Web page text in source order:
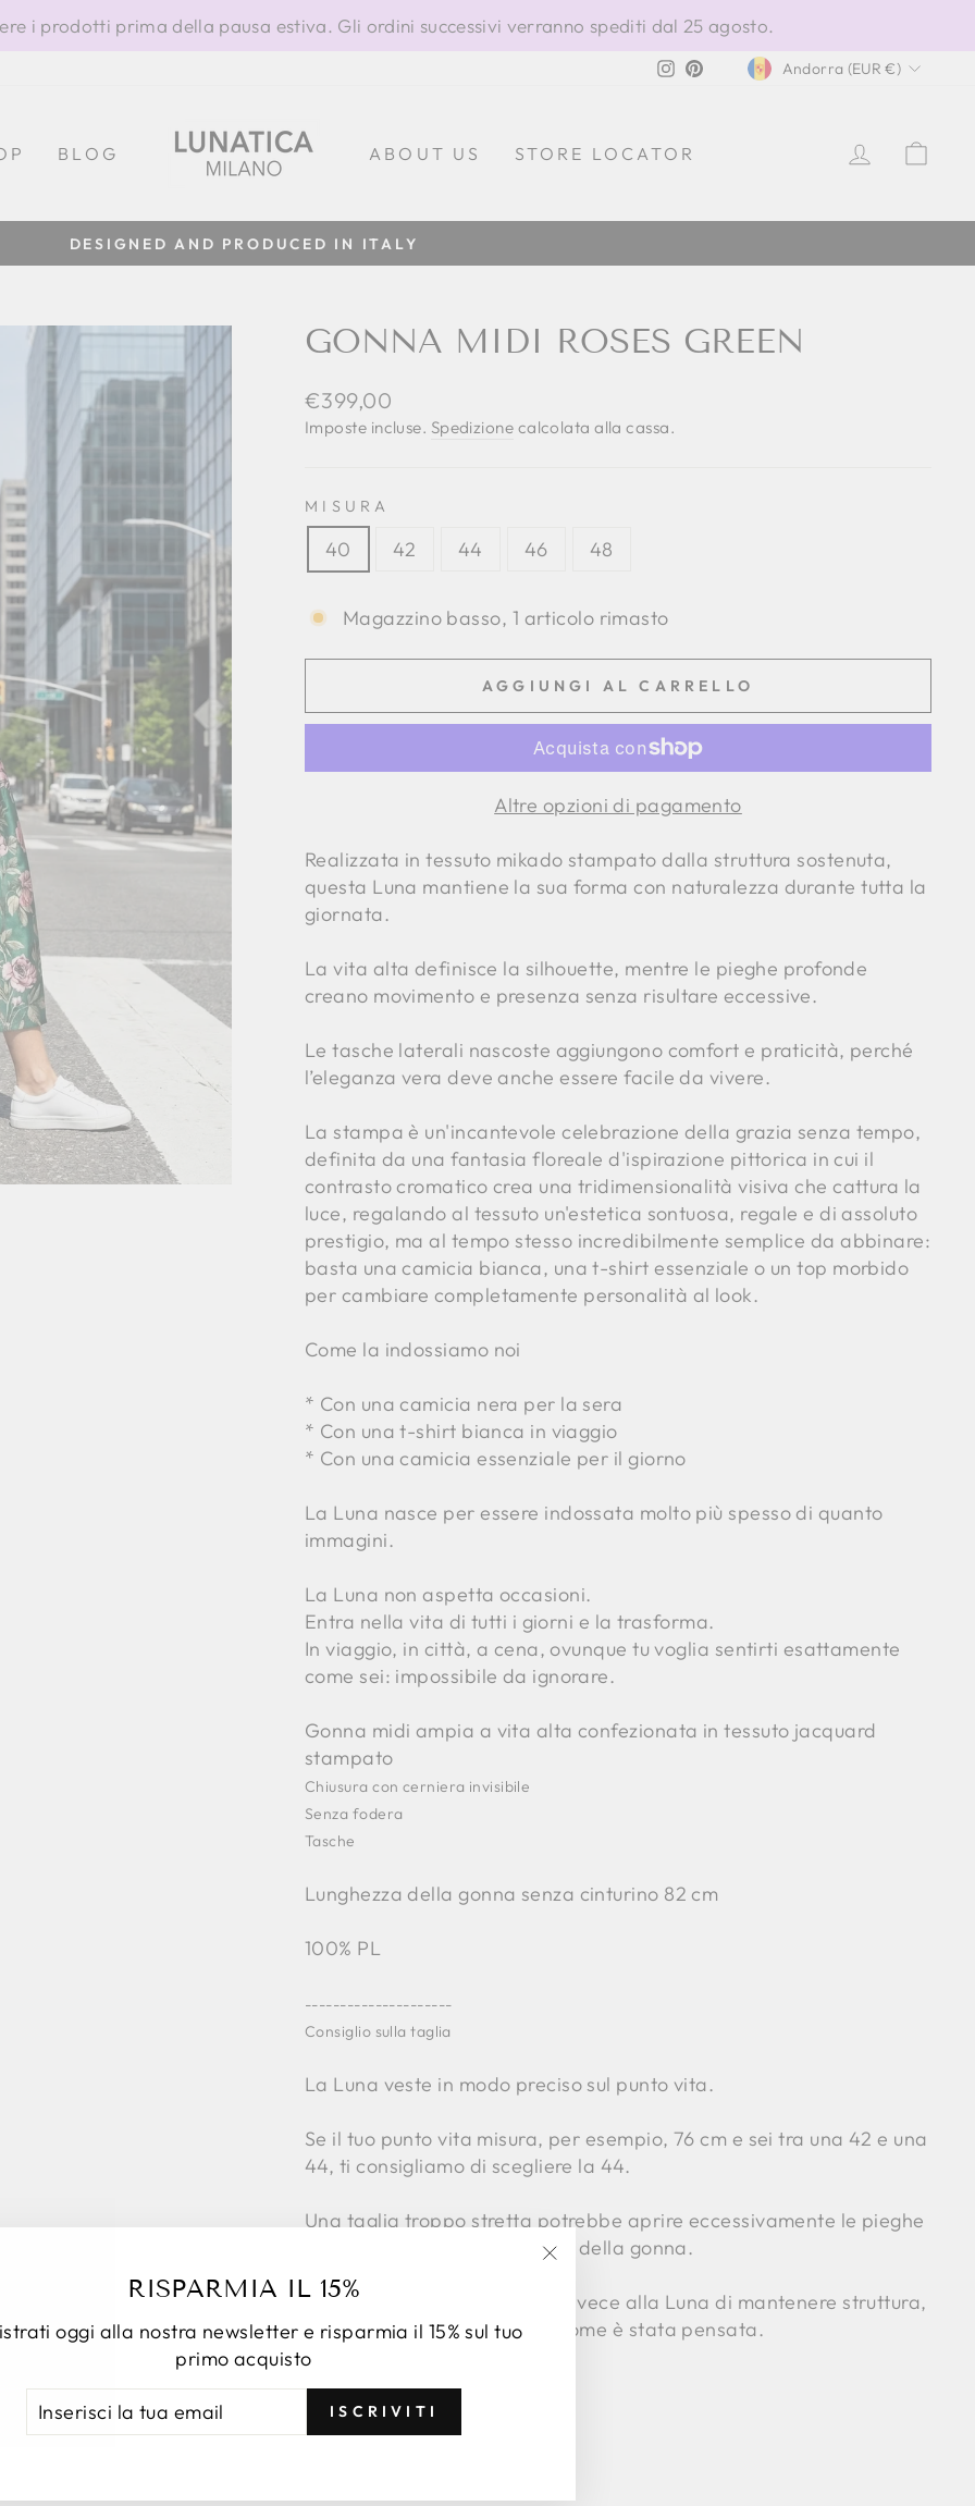
i prodotti prima della pausa estiva. Gli ordini successivi verranno spediti dal 25 agosto.
Instagram
PinterestVALUTA
Andorra (EUR €)
BLOG ABOUT US STORE LOCATOR ACCEDI
Metti
presentazione
100% MADE IN ITALY
RISPARMIA IL 15%
oggi alla nostra newsletter e risparmia il 15% sul tuo
primo acquisto
ISCRIVITI
(esc)"
GONNA MIDI ROSES GREEN
Prezzo
di
€399,00
Imposte incluse. Spedizione calcolata alla cassa.
MISURA
40 42 44 46 48
Magazzino basso, 1 articolo rimasto
AGGIUNGI AL CARRELLO
Altre opzioni di pagamento
Realizzata in tessuto mikado stampato dalla struttura sostenuta,
questa Luna mantiene la sua forma con naturalezza durante tutta la
giornata.
La vita alta definisce la silhouette, mentre le pieghe profonde
creano movimento e presenza senza risultare eccessive.
Le tasche laterali nascoste aggiungono comfort e praticità, perché
l’eleganza vera deve anche essere facile da vivere.
La stampa è un'incantevole celebrazione della grazia senza tempo,
definita da una fantasia floreale d'ispirazione pittorica in cui il
contrasto cromatico crea una tridimensionalità visiva che cattura la
luce, regalando al tessuto un'estetica sontuosa, regale e di assoluto
prestigio, ma al tempo stesso incredibilmente semplice da abbinare:
basta una camicia bianca, una t-shirt essenziale o un top morbido
per cambiare completamente personalità al look.
Come la indossiamo noi
* Con una camicia nera per la sera
* Con una t-shirt bianca in viaggio
* Con una camicia essenziale per il giorno
La Luna nasce per essere indossata molto più spesso di quanto
immagini.
La Luna non aspetta occasioni.
Entra nella vita di tutti i giorni e la trasforma.
In viaggio, in città, a cena, ovunque tu voglia sentirti esattamente
come sei: impossibile da ignorare.
Gonna midi ampia a vita alta confezionata in tessuto jacquard
stampato
Chiusura con cerniera invisibile
Senza fodera
Tasche
Lunghezza della gonna senza cinturino 82 cm
100% PL
---------------------
Consiglio sulla taglia
La Luna veste in modo preciso sul punto vita.
Se il tuo punto vita misura, per esempio, 76 cm e sei tra una 42 e una
44, ti consigliamo di scegliere la 44.
Una taglia troppo stretta potrebbe aprire eccessivamente le pieghe
e modificare la linea naturale della gonna.
La taglia corretta permette invece alla Luna di mantenere struttura,
equilibrio e movimento così come è stata pensata.
----------------------